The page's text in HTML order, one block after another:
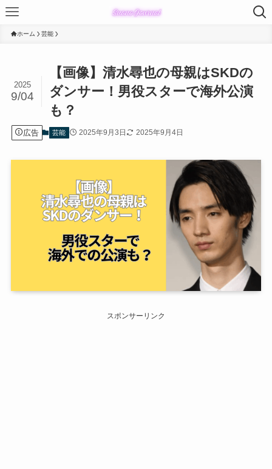
ホーム 芸能
【画像】清水尋也の母親はSKDの
ダンサー！男役スターで海外公演
も？
2025
9/04
広告 芸能 2025年9月3日 2025年9月4日
スポンサーリンク